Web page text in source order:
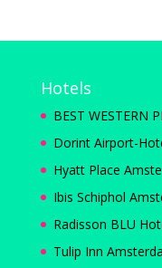
Hotels
BEST WESTERN
Dorint Airport-
Hyatt Place
Ibis Schiphol
Radisson BLU
Tulip Inn